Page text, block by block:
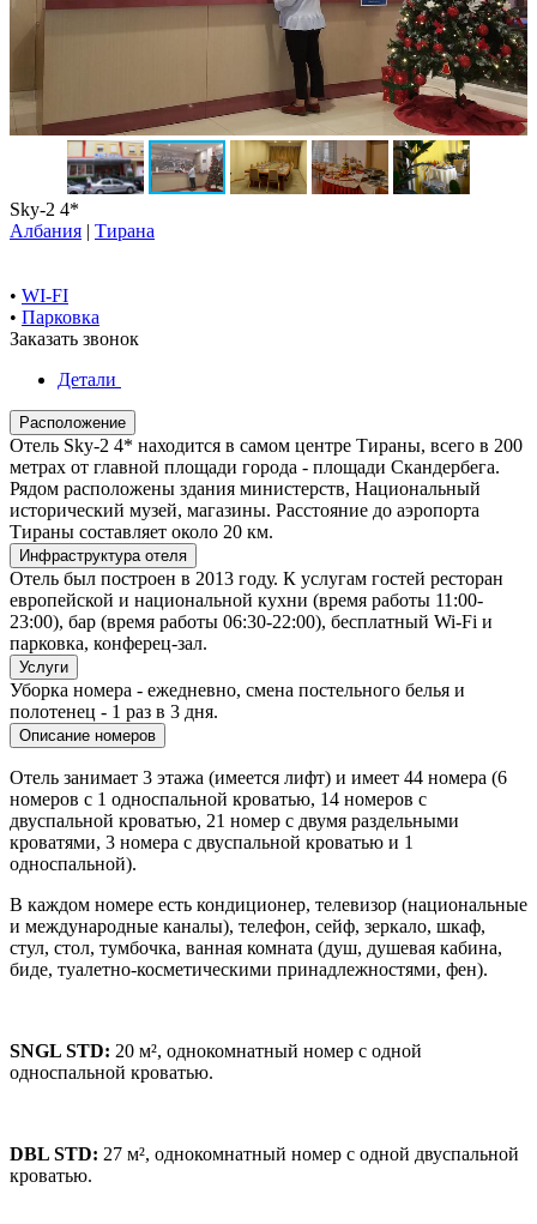
Sky-2 4*
Албания | Тирана
• WI-FI
• Парковка
Заказать звонок
Детали
Расположение
Отель Sky-2 4* находится в самом центре Тираны, всего в 200
метрах от главной площади города - площади Скандербега.
Рядом расположены здания министерств, Национальный
исторический музей, магазины. Расстояние до аэропорта
Тираны составляет около 20 км.
Инфраструктура отеля
Отель был построен в 2013 году. К услугам гостей ресторан
европейской и национальной кухни (время работы 11:00-
23:00), бар (время работы 06:30-22:00), бесплатный Wi-Fi и
парковка, конферец-зал.
Услуги
Уборка номера - ежедневно, смена постельного белья и
полотенец - 1 раз в 3 дня.
Описание номеров
Отель занимает 3 этажа (имеется лифт) и имеет 44 номера (6
номеров с 1 односпальной кроватью, 14 номеров с
двуспальной кроватью, 21 номер с двумя раздельными
кроватями, 3 номера с двуспальной кроватью и 1
односпальной).
В каждом номере есть кондиционер, телевизор (национальные
и международные каналы), телефон, сейф, зеркало, шкаф,
стул, стол, тумбочка, ванная комната (душ, душевая кабина,
биде, туалетно-косметическими принадлежностями, фен).
SNGL STD: 20 м², однокомнатный номер с одной
односпальной кроватью.
DBL STD: 27 м², однокомнатный номер с одной двуспальной
кроватью.